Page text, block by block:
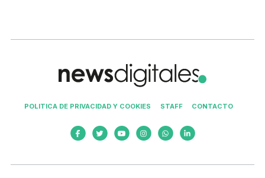
POLITICA DE PRIVACIDAD Y COOKIES STAFF CONTACTO